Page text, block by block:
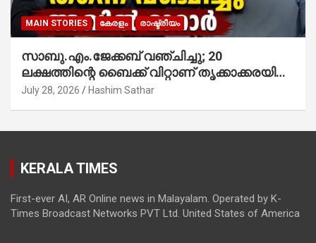
MAIN STORIES കേരളം രാഷ്ട്രീയം
സാബു.എം.ജേക്കബ് വഞ്ചിച്ചു; 20
ലക്ഷത്തിന്റെ ബൈക്ക് വിറ്റാണ് തൃക്കാക്കരയില്‍
മത്സരിച്ചത്! പ്രചാരണത്തിന് രണ്ടേ രണ്ടുപേര്‍
അഖില്‍ മാരാര്‍ ട്വന്റി 20 വിട്ടു
July 28, 2026 Hashim Sathar
KERALA TIMES
First-ever AI, AR Online news in Malayalam. Operated by K-
Times Broadcast Networks PVT Ltd. United States of America